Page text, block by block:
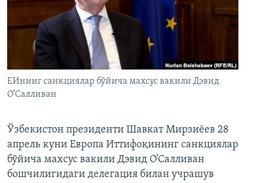
ЕИнинг санкциялар бўйича махсус вакили Дэвид
О’Салливан
Ўзбекистон президенти Шавкат Мирзиёев 28
апрель куни Европа Иттифоқининг санкциялар
бўйича махсус вакили Дэвид О’Салливан
бошчилигидаги делегация билан учрашув